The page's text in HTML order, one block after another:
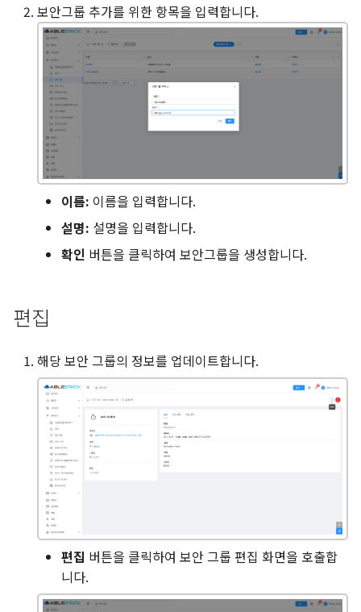
보안그룹 추가를 위한 항목을 입력합니다.
이름: 이름을 입력합니다.
설명: 설명을 입력합니다.
확인 버튼을 클릭하여 보안그룹을 생성합니다.
편집
해당 보안 그룹의 정보를 업데이트합니다.
편집 버튼을 클릭하여 보안 그룹 편집 화면을 호출합
니다.